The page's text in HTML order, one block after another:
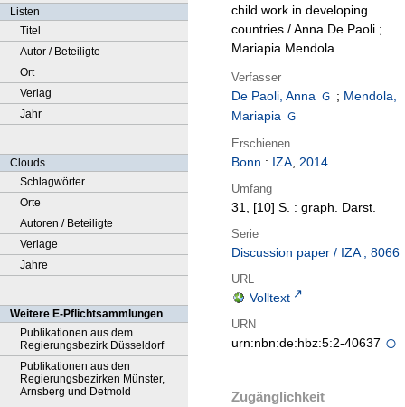
Listen
Titel
Autor / Beteiligte
Ort
Verlag
Jahr
Clouds
Schlagwörter
Orte
Autoren / Beteiligte
Verlage
Jahre
Weitere E-Pflichtsammlungen
Publikationen aus dem
Regierungsbezirk Düsseldorf
Publikationen aus den
Regierungsbezirken Münster,
Arnsberg und Detmold
child work in developing
countries / Anna De Paoli ;
Mariapia Mendola
Verfasser
De Paoli, Anna ; Mendola,
Mariapia
Erschienen
Bonn : IZA, 2014
Umfang
31, [10] S. : graph. Darst.
Serie
Discussion paper / IZA ; 8066
URL
Volltext
URN
urn:nbn:de:hbz:5:2-40637
Zugänglichkeit